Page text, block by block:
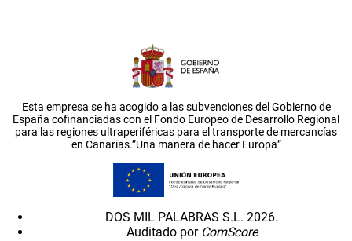
Esta empresa se ha acogido a las subvenciones del Gobierno de
España cofinanciadas con el Fondo Europeo de Desarrollo Regional
para las regiones ultraperiféricas para el transporte de mercancías
en Canarias.”Una manera de hacer Europa”
DOS MIL PALABRAS S.L. 2026.
Auditado por ComScore